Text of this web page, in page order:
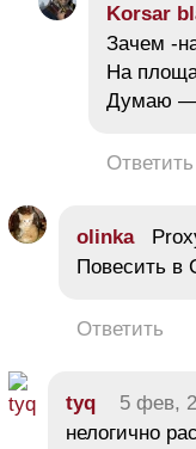
Korsar
Зачем -
На
Думаю —
Ответить
olinka
Повесить
Ответить
tyq 5 фев,
нелогично